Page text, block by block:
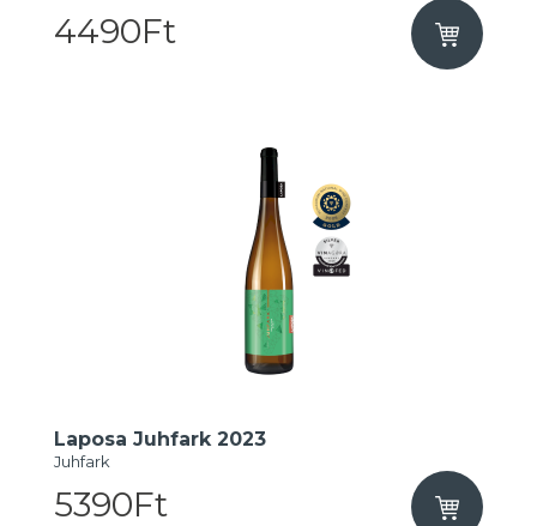
4490Ft
Laposa Juhfark 2023
Juhfark
5390Ft